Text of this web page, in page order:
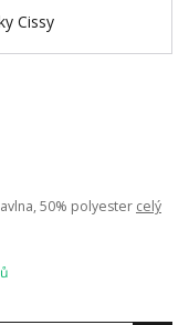
50% polyester celý